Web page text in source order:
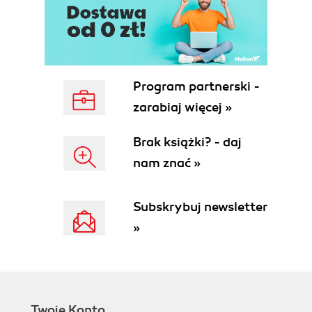
3.2. Tryby pracy kontrolera DMA
3.3. Kaskadowe łączenie układów 8237A
3.4. Programowanie kontrolerów DMA
3.5. Adresy portów kontrolerów DMA w
komputerze IBM PC/XT
3.6. Adresy portów kontrolerów DMA w
komputerze IBM PC/AT
3.8. Przebieg transmisji
3.9. Układ odświeżania pamięci
4.1. Zapis informacji na dyskietce
4.2. Fizyczna organizacja danych na dyskietce
dysków elastycznych
Program partnerski -
zarabiaj więcej »
Brak książki? - daj
nam znać »
Subskrybuj newsletter
»